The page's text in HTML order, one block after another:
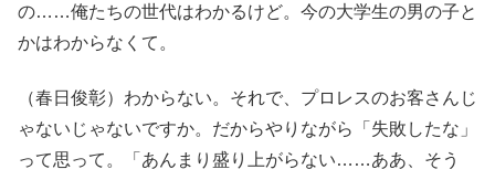
の……俺たちの世代はわかるけど。今の大学生の男の子と
かはわからなくて。
（春日俊彰）わからない。それで、プロレスのお客さんじ
ゃないじゃないですか。だからやりながら「失敗したな」
って思って。「あんまり盛り上がらない……ああ、そう